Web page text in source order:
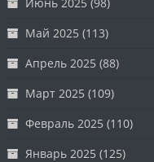
Май 2025 (113)
Апрель 2025 (88)
Март 2025 (109)
Февраль 2025 (110)
Январь 2025 (125)